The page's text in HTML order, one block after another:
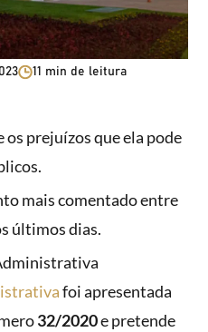
11 min de leitura
os prejuízos que ela pode
mais comentado entre
últimos dias.
foi apresentada
32/2020e pretende